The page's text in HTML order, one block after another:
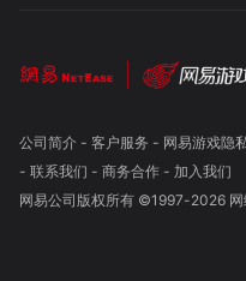
公司简介- 客户服务 - 网易游戏隐
- 联系我们 - 商务合作- 加入我们
网易公司版权所有 ©1997-2026